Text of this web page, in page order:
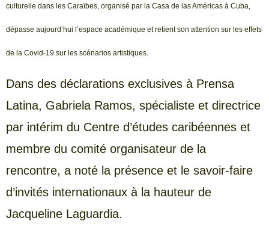
culturelle dans les Caraïbes, organisé par la Casa de las Américas à Cuba,
dépasse aujourd’hui l’espace académique et retient son attention sur les effets
de la Covid-19 sur les scénarios artistiques.
Dans des déclarations exclusives à Prensa
Latina, Gabriela Ramos, spécialiste et directrice
par intérim du Centre d’études caribéennes et
membre du comité organisateur de la
rencontre, a noté la présence et le savoir-faire
d’invités internationaux à la hauteur de
Jacqueline Laguardia.